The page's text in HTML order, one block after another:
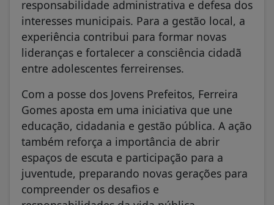
responsabilidade administrativa e defesa dos
interesses municipais. Para a gestão local, a
experiência contribui para formar novas
lideranças e fortalecer a consciência cidadã
entre adolescentes ferreirenses.
Com a posse dos Jovens Prefeitos, Ferreira
Gomes aposta em uma iniciativa que une
educação, cidadania e gestão pública. A ação
também reforça a importância de abrir
espaços de escuta e participação para a
juventude, preparando novas gerações para
compreender os desafios e